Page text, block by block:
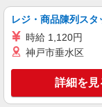
株式会社パソナ・東
レジ・商品陳列スタ
時給 1,120円
神戸市垂水区
詳細を見